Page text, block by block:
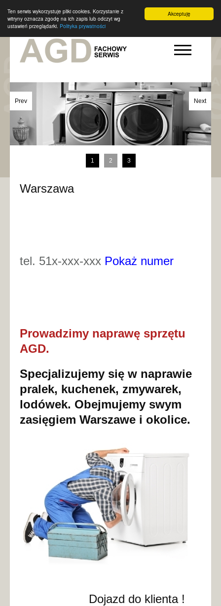
Akceptuję
Ten serwis wykorzystuje pliki cookies. Korzystanie z
witryny oznacza zgodę na ich zapis lub odczyt wg
ustawień przeglądarki. Polityka prywatności
Prev Next
1 2 3
Warszawa
tel. 51x-xxx-xxx Pokaż numer
Prowadzimy naprawę sprzętu
AGD.
Specjalizujemy się w naprawie
pralek, kuchenek, zmywarek,
lodówek. Obejmujemy swym
zasięgiem Warszawe i okolice.
Dojazd do klienta !